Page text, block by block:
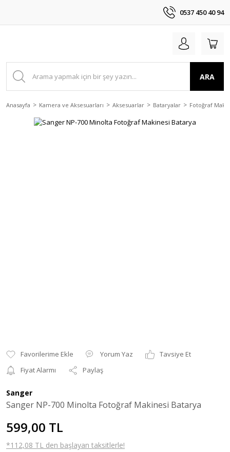
0537 450 40 94
ARA
Anasayfa Kamera ve Aksesuarları Aksesuarlar Bataryalar Fotoğraf
Yorum Yaz
Tavsiye Et
Fiyat Alarmı
Paylaş
Sanger
Sanger NP-700 Minolta Fotoğraf Makinesi Batarya
599,00 TL
*112,08 TL den başlayan taksitlerle!